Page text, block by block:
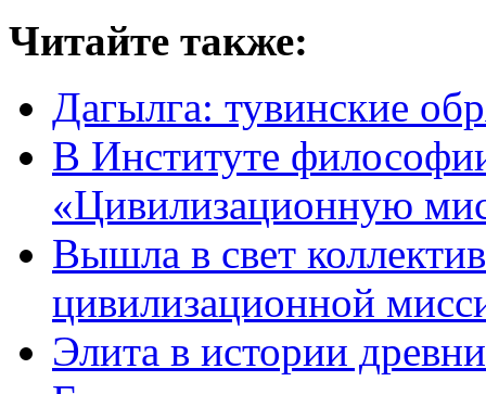
Читайте также:
Дагылга: тувинские
В Институте
«Цивилизационную
Вышла в свет
цивилизационной
Элита в истории